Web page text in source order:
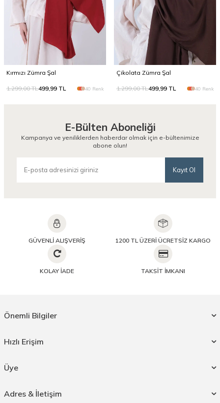
Kırmızı Zümra Şal
1.299,00TL499,99 TL 40 Renk
Çikolata Zümra Şal
1.299,00TL499,99 TL 40 Renk
E-Bülten Aboneliği
Kampanya ve yeniliklerden haberdar olmak için e-bültenimize
abone olun!
Kayıt Ol
GÜVENLİ ALIŞVERİŞ 1200 TL ÜZERİ ÜCRETSİZ KARGO
KOLAY İADE TAKSİT İMKANI
Adres & İletişim
Önemli Bilgiler
Hızlı Erişim
Üye